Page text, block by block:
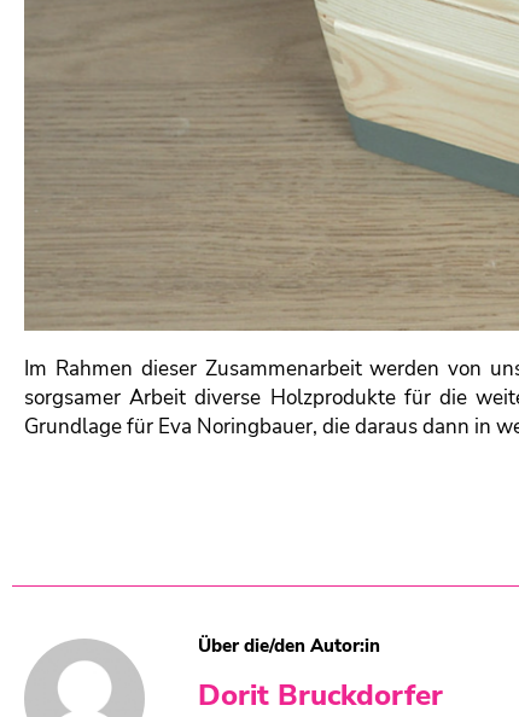
Im Rahmen dieser Zusammenarbeit werden von
sorgsamer Arbeit diverse Holzprodukte für die
Grundlage für Eva Noringbauer, die daraus dann in
Über die/den Autor:in
Dorit Bruckdorfer